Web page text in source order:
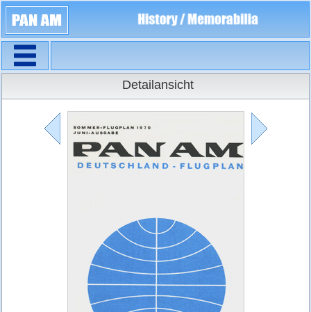
Flugpläne
Detailansicht